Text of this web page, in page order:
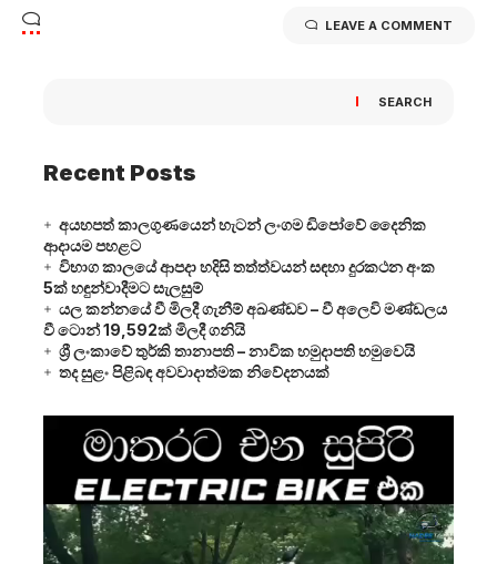
LEAVE A COMMENT
SEARCH
Recent Posts
අයහපත් කාලගුණයෙන් හැටන් ලංගම ඩිපෝවේ දෛනික
ආදායම පහළට
විභාග කාලයේ ආපදා හදිසි තත්ත්වයන් සඳහා දුරකථන අංක
5ක් හඳුන්වාදීමට සැලසුම්
යල කන්නයේ වී මිලදී ගැනීම් අඛණ්ඩව – වී අලෙවි මණ්ඩලය
වී ටොන් 19,592ක් මිලදී ගනියි
ශ්‍රී ලංකාවේ තුර්කි තානාපති – නාවික හමුදාපති හමුවෙයි
තද සුළං පිළිබඳ අවවාදාත්මක නිවේදනයක්
Player